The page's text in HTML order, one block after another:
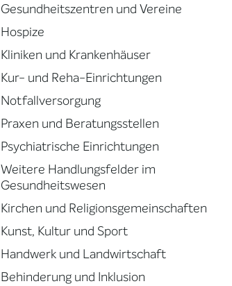
Gesundheitszentren und Vereine
Hospize
Kliniken und Krankenhäuser
Kur- und Reha-Einrichtungen
Notfallversorgung
Praxen und Beratungsstellen
Psychiatrische Einrichtungen
Weitere Handlungsfelder im
Gesundheitswesen
Kirchen und Religionsgemeinschaften
Kunst, Kultur und Sport
Handwerk und Landwirtschaft
Behinderung und Inklusion